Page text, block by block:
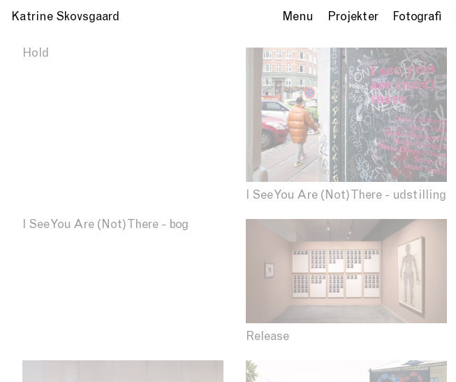
Katrine Skovsgaard Menu Projekter Fotografi
Hold
I See You Are (Not) There - udstilling
I See You Are (Not) There - bog
Release